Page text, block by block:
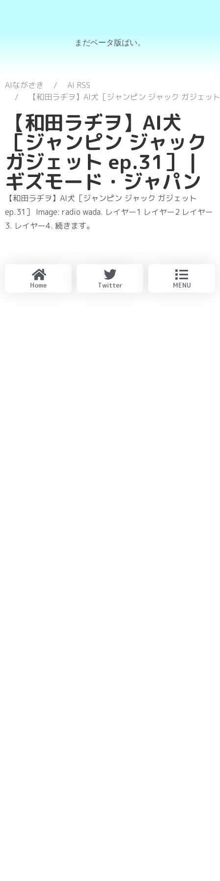
まだベータ版ばい。
AIながさき
AI RSS
【和田ラヂヲ】AI犬［ジャンピン ジャック ガジェ
【和田ラヂヲ】AI犬
［ジャンピン ジャック
ガジェット ep.31］ |
ギズモード・ジャパン
【和田ラヂヲ】AI犬［ジャンピン ジャック ガジェット
ep.31］ Image: radio wada. レイヤー1 レイヤー2 レイヤー
3. レイヤー4. 続きます。
Home Twitter MENU